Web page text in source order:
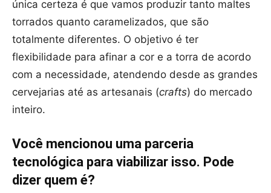
única certeza é que vamos produzir tanto maltes
torrados quanto caramelizados, que são
totalmente diferentes. O objetivo é ter
flexibilidade para afinar a cor e a torra de acordo
com a necessidade, atendendo desde as grandes
cervejarias até as artesanais (crafts) do mercado
inteiro.
Você mencionou uma parceria
tecnológica para viabilizar isso. Pode
dizer quem é?